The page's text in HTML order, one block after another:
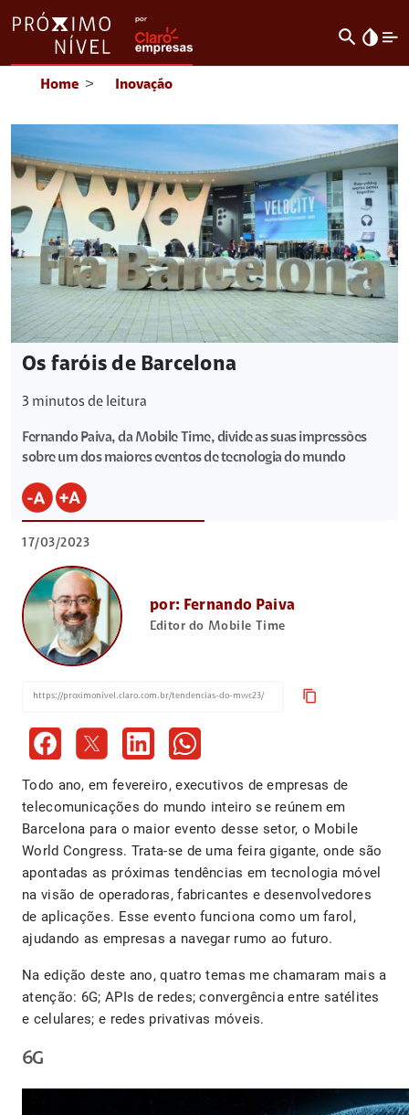
search invert_colors
Home > Inovação
Os faróis de Barcelona
3 minutos de leitura
Fernando Paiva, da Mobile Time, divide as suas impressões
sobre um dos maiores eventos de tecnologia do mundo
17/03/2023
por: Fernando Paiva
Editor do Mobile Time
content_copy
Todo ano, em fevereiro, executivos de empresas de
telecomunicações do mundo inteiro se reúnem em
Barcelona para o maior evento desse setor, o Mobile
World Congress. Trata-se de uma feira gigante, onde são
apontadas as próximas tendências em tecnologia móvel
na visão de operadoras, fabricantes e desenvolvedores
de aplicações. Esse evento funciona como um farol,
ajudando as empresas a navegar rumo ao futuro.
Na edição deste ano, quatro temas me chamaram mais a
atenção: 6G; APIs de redes; convergência entre satélites
e celulares; e redes privativas móveis.
6G